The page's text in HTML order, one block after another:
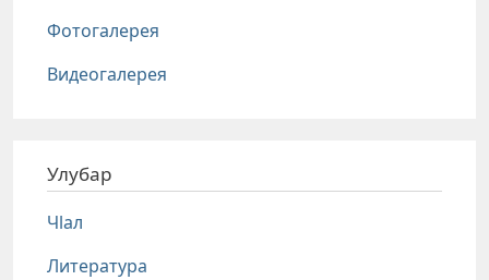
Фотогалерея
Видеогалерея
Улубар
Чlал
Литература